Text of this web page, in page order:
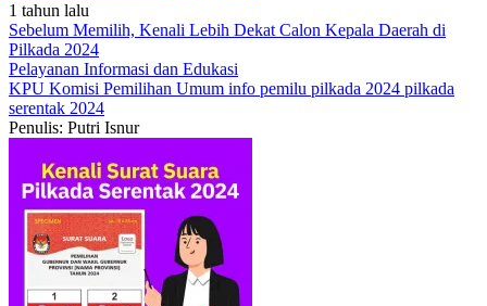
1 tahun lalu
Sebelum Memilih, Kenali Lebih Dekat Calon Kepala Daerah di
Pilkada 2024
Pelayanan Informasi dan Edukasi
KPU Komisi Pemilihan Umum info pemilu pilkada 2024 pilkada
serentak 2024
Penulis: Putri Isnur